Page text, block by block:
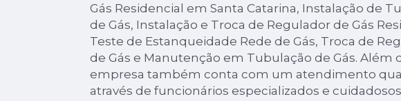
Gás Residencial em Santa Catarina, Instalação de
de Gás, Instalação e Troca de Regulador de Gás
Teste de Estanqueidade Rede de Gás, Troca de
de Gás e Manutenção em Tubulação de Gás. Além
empresa também conta com um atendimento
através de funcionários especializados e